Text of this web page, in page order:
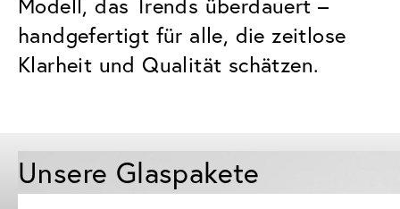
handgefertigt für alle, die zeitlose
Klarheit und Qualität schätzen.
Unsere Glaspakete